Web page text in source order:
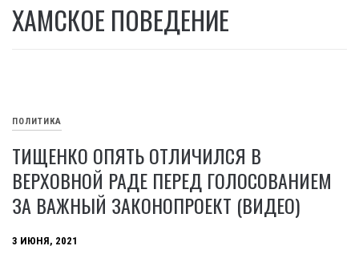
ХАМСКОЕ ПОВЕДЕНИЕ
ПОЛИТИКА
ТИЩЕНКО ОПЯТЬ ОТЛИЧИЛСЯ В
ВЕРХОВНОЙ РАДЕ ПЕРЕД ГОЛОСОВАНИЕМ
ЗА ВАЖНЫЙ ЗАКОНОПРОЕКТ (ВИДЕО)
3 ИЮНЯ, 2021